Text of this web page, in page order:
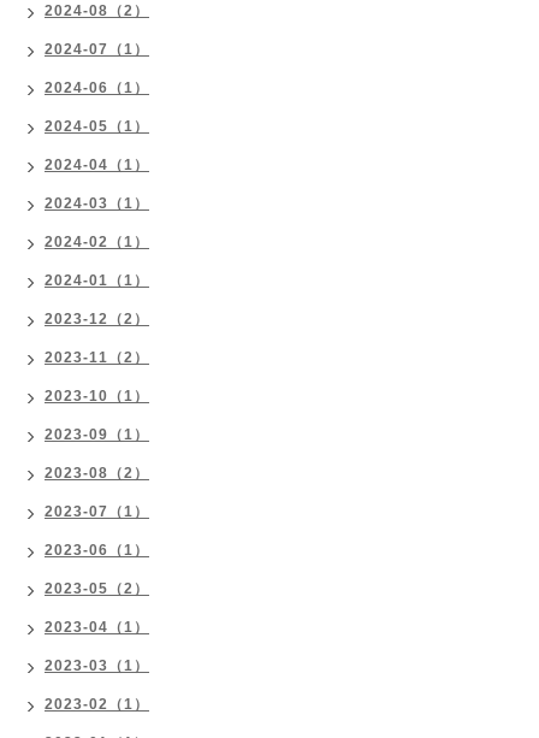
2024-08（2）
2024-07（1）
2024-06（1）
2024-05（1）
2024-04（1）
2024-03（1）
2024-02（1）
2024-01（1）
2023-12（2）
2023-11（2）
2023-10（1）
2023-09（1）
2023-08（2）
2023-07（1）
2023-06（1）
2023-05（2）
2023-04（1）
2023-03（1）
2023-02（1）